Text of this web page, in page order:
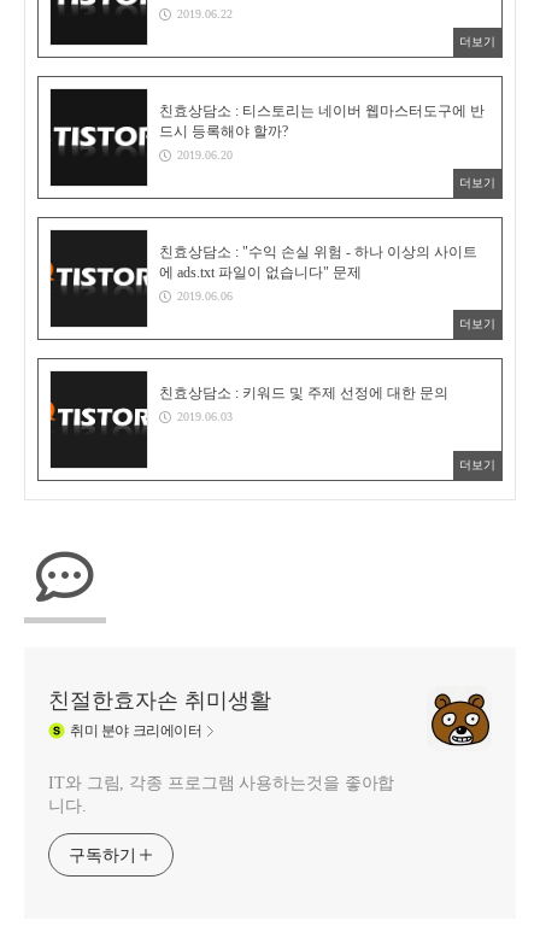
2019.06.22
더보기
친효상담소 : 티스토리는 네이버 웹마스터도구에 반
드시 등록해야 할까?
2019.06.20
더보기
친효상담소 : "수익 손실 위험 - 하나 이상의 사이트
에 ads.txt 파일이 없습니다" 문제
2019.06.06
더보기
친효상담소 : 키워드 및 주제 선정에 대한 문의
2019.06.03
더보기
친절한효자손 취미생활
취미 분야 크리에이터
IT와 그림, 각종 프로그램 사용하는것을 좋아합
니다.
구독하기